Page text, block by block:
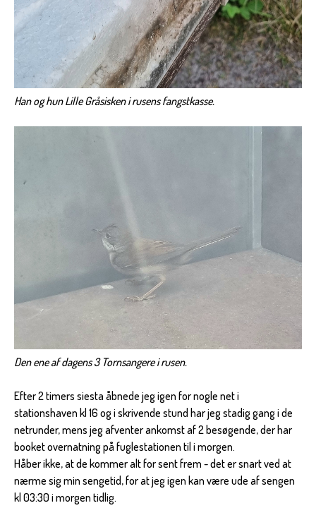
Han og hun Lille Gråsisken i rusens fangstkasse.
Den ene af dagens 3 Tornsangere i rusen.
Efter 2 timers siesta åbnede jeg igen for nogle net i
stationshaven kl 16 og i skrivende stund har jeg stadig gang i de
netrunder, mens jeg afventer ankomst af 2 besøgende, der har
booket overnatning på fuglestationen til i morgen.
Håber ikke, at de kommer alt for sent frem - det er snart ved at
nærme sig min sengetid, for at jeg igen kan være ude af sengen
kl 03:30 i morgen tidlig.